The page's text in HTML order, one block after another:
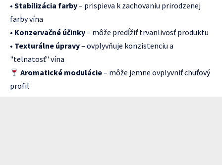
• Stabilizácia farby– prispieva k zachovaniu prirodzenej
farby vína
• Konzervačné účinky– môže predĺžiť trvanlivosť produktu
• Texturálne úpravy– ovplyvňuje konzistenciu a
"telnatosť" vína
Aromatické modulácie– môže jemne ovplyvniť chuťový
profil